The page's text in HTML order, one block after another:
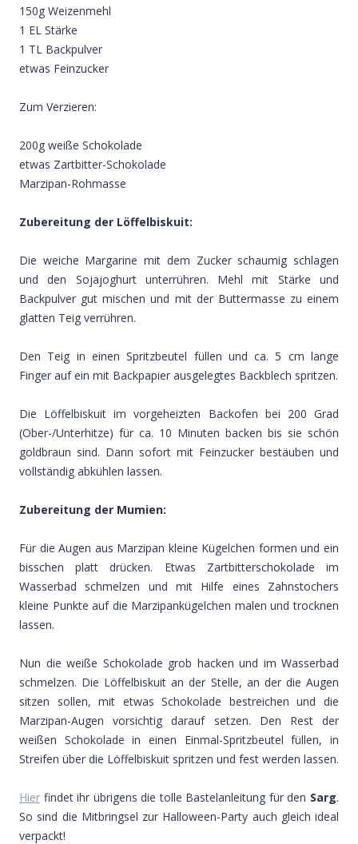
150g Weizenmehl
1 EL Stärke
1 TL Backpulver
etwas Feinzucker
Zum Verzieren:
200g weiße Schokolade
etwas Zartbitter-Schokolade
Marzipan-Rohmasse
Zubereitung der Löffelbiskuit:
Die weiche Margarine mit dem Zucker schaumig schlagen
und den Sojajoghurt unterrühren. Mehl mit Stärke und
Backpulver gut mischen und mit der Buttermasse zu einem
glatten Teig verrühren.
Den Teig in einen Spritzbeutel füllen und ca. 5 cm lange
Finger auf ein mit Backpapier ausgelegtes Backblech spritzen.
Die Löffelbiskuit im vorgeheizten Backofen bei 200 Grad
(Ober-/Unterhitze) für ca. 10 Minuten backen bis sie schön
goldbraun sind. Dann sofort mit Feinzucker bestäuben und
vollständig abkühlen lassen.
Zubereitung der Mumien:
Für die Augen aus Marzipan kleine Kügelchen formen und ein
bisschen platt drücken. Etwas Zartbitterschokolade im
Wasserbad schmelzen und mit Hilfe eines Zahnstochers
kleine Punkte auf die Marzipankügelchen malen und trocknen
lassen.
Nun die weiße Schokolade grob hacken und im Wasserbad
schmelzen. Die Löffelbiskuit an der Stelle, an der die Augen
sitzen sollen, mit etwas Schokolade bestreichen und die
Marzipan-Augen vorsichtig darauf setzen. Den Rest der
weißen Schokolade in einen Einmal-Spritzbeutel füllen, in
Streifen über die Löffelbiskuit spritzen und fest werden lassen.
Hier findet ihr übrigens die tolle Bastelanleitung für den Sarg.
So sind die Mitbringsel zur Halloween-Party auch gleich ideal
verpackt!